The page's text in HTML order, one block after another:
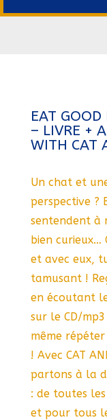
EAT
– LIVRE +
WITH CAT
Un chat et
perspective ?
sentendent
bien curieux…
et avec eux,
tamusant !
en écoutant
sur le CD/
même
! Avec CAT
partons à la
: de toutes
et pour tous